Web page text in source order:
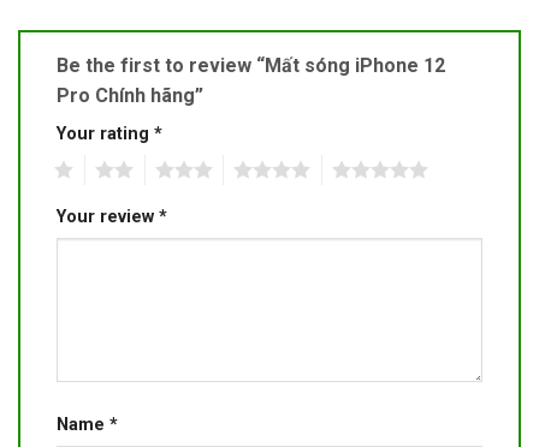
Be the first to review “Mất sóng iPhone 12
Pro Chính hãng”
Your rating *
Your review *
Name *